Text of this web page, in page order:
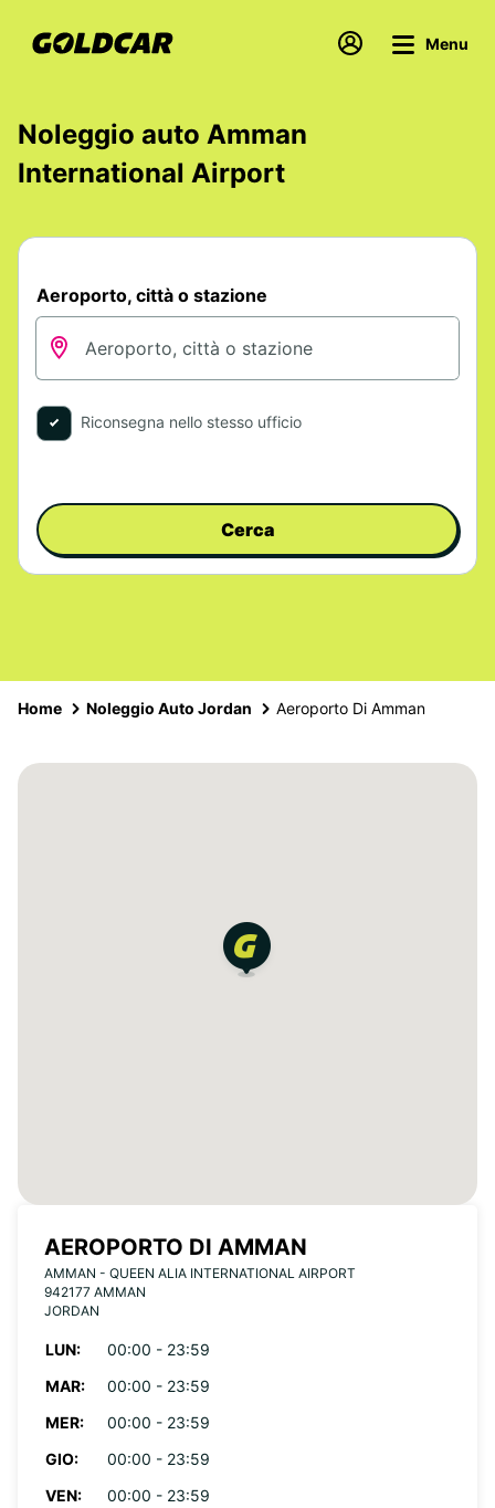
Menu
Noleggio auto Amman
International Airport
Aeroporto, città o stazione
Riconsegna nello stesso ufficio
Cerca
Home Noleggio Auto Jordan Aeroporto Di Amman
AEROPORTO DI AMMAN
AMMAN - QUEEN ALIA INTERNATIONAL AIRPORT
942177 AMMAN
JORDAN
LUN:
00:00 - 23:59
MAR:
00:00 - 23:59
MER:
00:00 - 23:59
GIO:
00:00 - 23:59
VEN:
00:00 - 23:59